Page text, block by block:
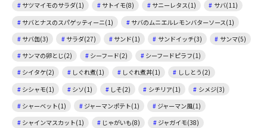
サツマイモのサラダ(1)
サトイモ(8) サニーレタス(1)
サバ(11)
サバとナスのスパゲッティーニ(1)
サバのムニエルレモンバターソース(1)
サバ缶(3)
サラダ(27) サンド(1) サンドイッチ(3)
サンマ(5)
サンマの卵とじ(2)
シーフード(2)
シーフードピラフ(1)
シイタケ(2)
しぐれ煮(1) しぐれ煮丼(1)
ししとう(2)
シシャモ(1)
シソ(1) しそ(2) シチリア(1)
シメジ(3)
シャーベット(1)
ジャーマンポテト(1)
ジャーマン風(1)
シャインマスカット(1)
じゃがいも(8)
ジャガイモ(38)